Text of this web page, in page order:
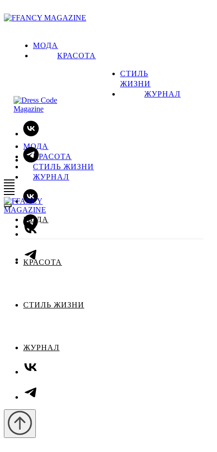
МОДА
КРАСОТА
СТИЛЬ
ЖИЗНИ
ЖУРНАЛ
МОДА
КРАСОТА
СТИЛЬ ЖИЗНИ
ЖУРНАЛ
МОДА
КРАСОТА
СТИЛЬ ЖИЗНИ
ЖУРНАЛ